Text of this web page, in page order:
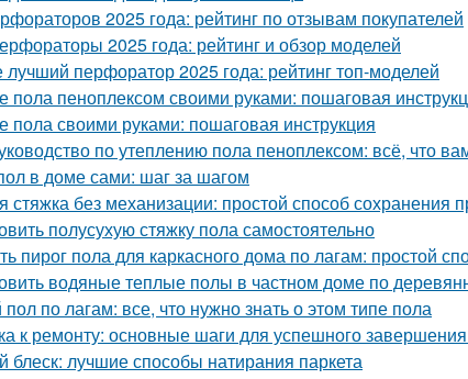
2025 года: рейтинг по отзывам покупателей
2025 года: рейтинг и обзор моделей
перфоратор 2025 года: рейтинг топ-моделей
пола пеноплексом своими руками: пошаговая
пола своими руками: пошаговая инструкция
по утеплению пола пеноплексом: всё, что
в доме сами: шаг за шагом
стяжка без механизации: простой способ сохранения
полусухую стяжку пола самостоятельно
пирог пола для каркасного дома по лагам: простой
водяные теплые полы в частном доме по
по лагам: все, что нужно знать о этом типе пола
к ремонту: основные шаги для успешного
лучшие способы натирания паркета